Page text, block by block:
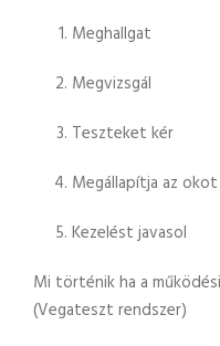
Meghallgat
Megvizsgál
Teszteket kér
Megállapítja az okot
Kezelést javasol
Mi történik ha a
(Vegateszt rendszer)